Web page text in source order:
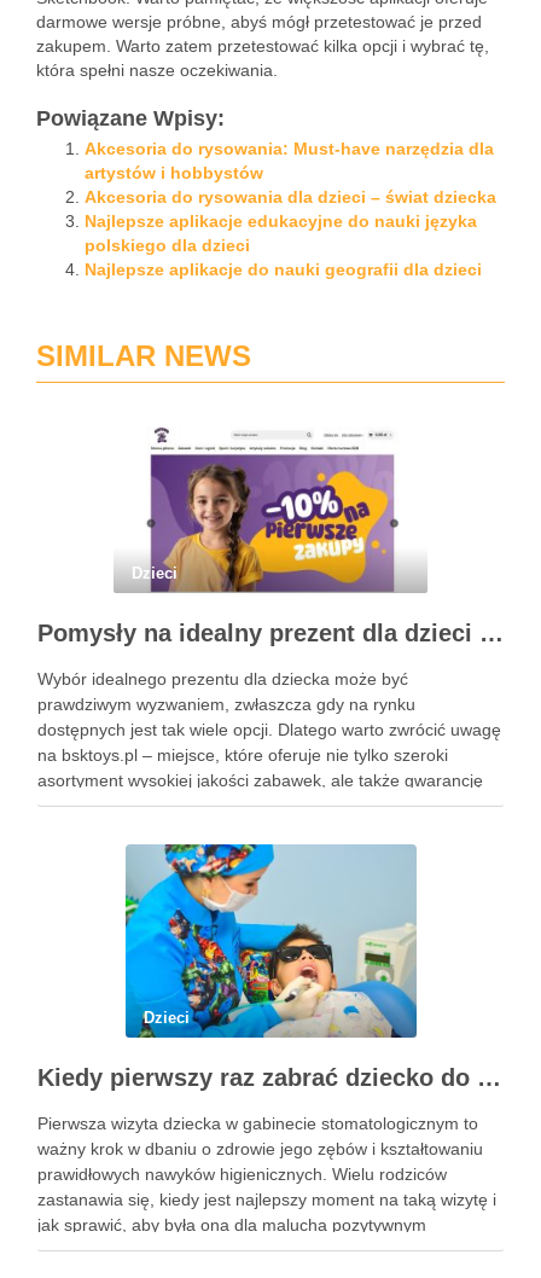
darmowe wersje próbne, abyś mógł przetestować je przed
zakupem. Warto zatem przetestować kilka opcji i wybrać tę,
która spełni nasze oczekiwania.
Powiązane Wpisy:
Akcesoria do rysowania: Must-have narzędzia dla
artystów i hobbystów
Akcesoria do rysowania dla dzieci – świat dziecka
Najlepsze aplikacje edukacyjne do nauki języka
polskiego dla dzieci
Najlepsze aplikacje do nauki geografii dla dzieci
SIMILAR NEWS
Dzieci
Pomysły na idealny prezent dla dzieci z BSKToys
Wybór idealnego prezentu dla dziecka może być
prawdziwym wyzwaniem, zwłaszcza gdy na rynku
dostępnych jest tak wiele opcji. Dlatego warto zwrócić uwagę
na bsktoys.pl – miejsce, które oferuje nie tylko szeroki
asortyment wysokiej jakości zabawek, ale także gwarancję
bezpieczeństwa i trwałości. Każdy rodzic pragnie, aby jego
Dzieci
Kiedy pierwszy raz zabrać dziecko do dentysty? Wskazówki dla rodziców
Pierwsza wizyta dziecka w gabinecie stomatologicznym to
ważny krok w dbaniu o zdrowie jego zębów i kształtowaniu
prawidłowych nawyków higienicznych. Wielu rodziców
zastanawia się, kiedy jest najlepszy moment na taką wizytę i
jak sprawić, aby była ona dla malucha pozytywnym
doświadczeniem. Na te pytania odpowiada doświadczony